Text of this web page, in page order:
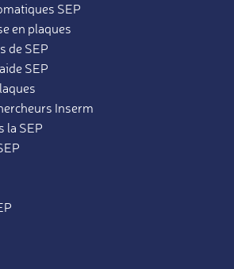
SEP
en plaques
de SEP
SEP
Inserm
la SEP